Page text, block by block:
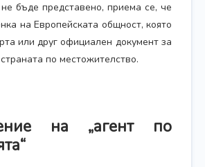
бъде представено, приема се, че
на Европейската общност, която
или друг официален документ за
по местожителство.
на „агент по